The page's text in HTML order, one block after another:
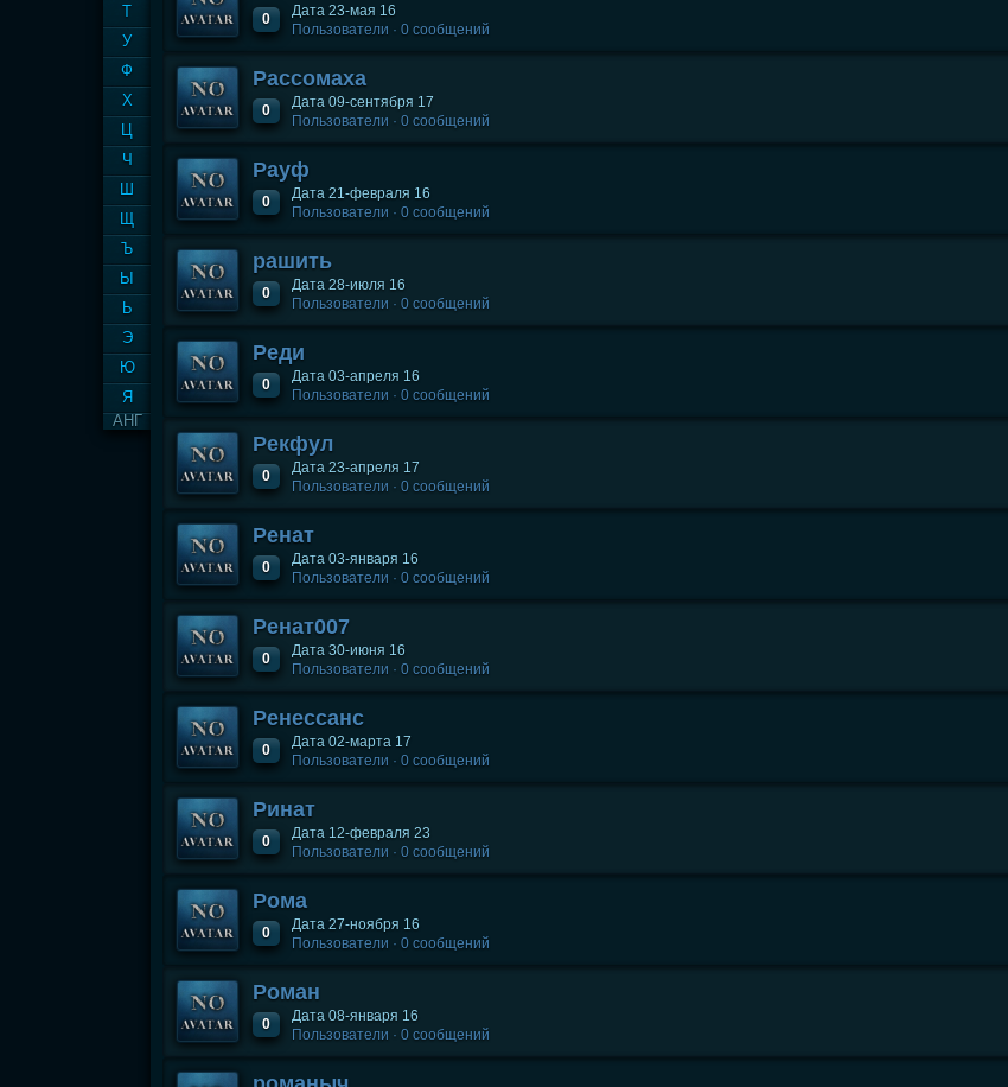
Т
У
Ф
Х
Ц
Ч
Ш
Щ
Ъ
Ы
Ь
Э
Ю
Я
АНГ
0
Дата 23-мая 16
Пользователи · 0 сообщений
Рассомаха
0
Дата 09-сентября 17
Пользователи · 0 сообщений
Рауф
0
Дата 21-февраля 16
Пользователи · 0 сообщений
рашить
0
Дата 28-июля 16
Пользователи · 0 сообщений
Реди
0
Дата 03-апреля 16
Пользователи · 0 сообщений
Рекфул
0
Дата 23-апреля 17
Пользователи · 0 сообщений
Ренат
0
Дата 03-января 16
Пользователи · 0 сообщений
Ренат007
0
Дата 30-июня 16
Пользователи · 0 сообщений
Ренессанс
0
Дата 02-марта 17
Пользователи · 0 сообщений
Ринат
0
Дата 12-февраля 23
Пользователи · 0 сообщений
Рома
0
Дата 27-ноября 16
Пользователи · 0 сообщений
Роман
0
Дата 08-января 16
Пользователи · 0 сообщений